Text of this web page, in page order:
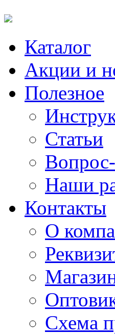
Каталог
Акции и
Полезное
Статьи
Наши
Контакты
О
Схема